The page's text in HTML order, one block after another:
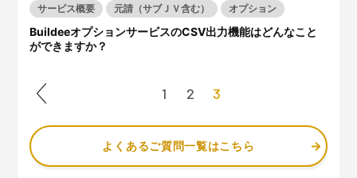
Buildeeと連携した機器及びシス
テムを提供するサービスです。
サービスサイトを見る
建設業界に特化したCO₂排出量
の算出・可視化が可能な新しい
クラウドサービスです。
現場に伝える。伝わる。
施工管理業務の標準化と ノウハ
ウ継承を支援するサービスで
建設現場の”ありがとう”をカ
タチに。
元請会社の裁量で独自のポイン
トプログラムを簡便に構築でき
サービス概要 元請（サブＪＶ含む） オプション
BuildeeオプションサービスのCSV出力機能はどんなこと
ができますか？
1 2 3
よくあるご質問一覧はこちら